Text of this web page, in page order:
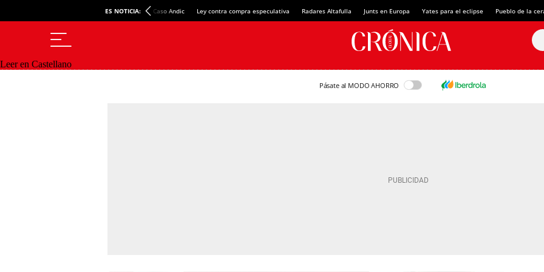
ES NOTICIA: Caso Andic Ley contra compra especulativa Radares Altafulla Junts en Europa Yates para el eclipse Pueblo de la
Leer en Castellano
Pásate al MODO AHORRO